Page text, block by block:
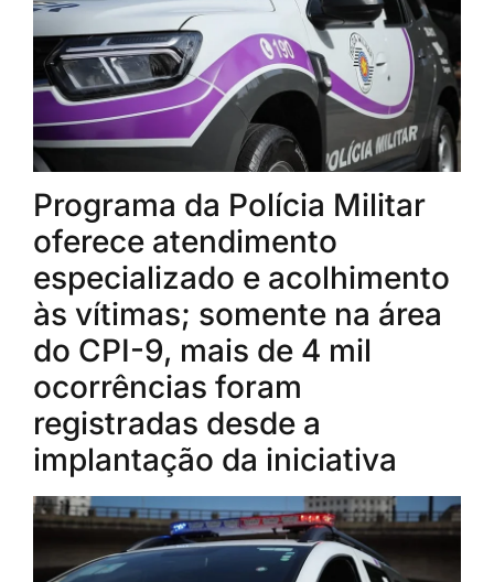
Programa da Polícia Militar
oferece atendimento
especializado e acolhimento
às vítimas; somente na área
do CPI-9, mais de 4 mil
ocorrências foram
registradas desde a
implantação da iniciativa